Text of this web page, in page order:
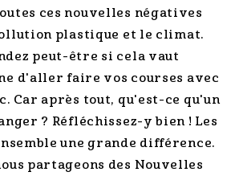
ces nouvelles négatives
plastique et le climat.
peut-être si cela vaut
d'aller faire vos courses avec
Car après tout, qu'est-ce qu'un
? Réfléchissez-y bien ! Les
une grande différence.
partageons des Nouvelles